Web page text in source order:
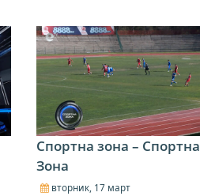
Спортна зона – Спортна
Зона
вторник, 17 март